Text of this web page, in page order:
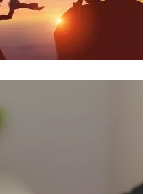
לכל העוסקים בתעשיית